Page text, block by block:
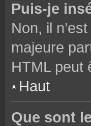
Puis-je
Non, il
majeure
HTML peut
Haut
Que sont